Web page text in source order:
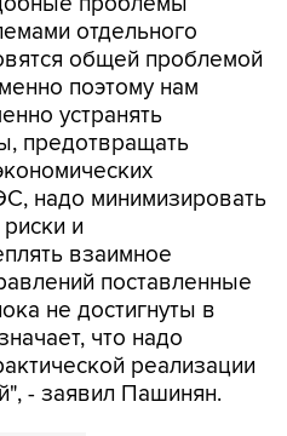
общей проблемой
поэтому нам
устранять
предотвращать
надо минимизировать
и
взаимное
поставленные
не достигнуты в
что надо
реализации
- заявил Пашинян.